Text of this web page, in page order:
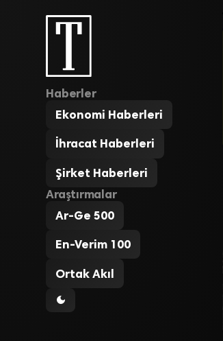
Haberler
Ekonomi Haberleri
İhracat Haberleri
Şirket Haberleri
Araştırmalar
Ar-Ge 500
En-Verim 100
Ortak Akıl